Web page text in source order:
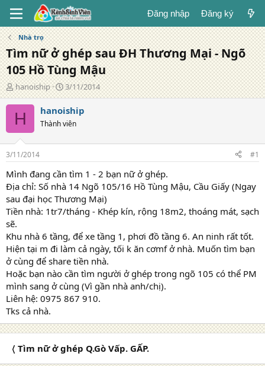
Đăng nhập Đăng ký
Nhà trọ
Tìm nữ ở ghép sau ĐH Thương Mại - Ngõ
105 Hồ Tùng Mậu
T
á
c
g
ả
hanoiship
N
g
à
y
đ
g
3/11/2014
H hanoiship
Thành viên
3/11/2014 #1
Mình đang cần tìm 1 - 2 bạn nữ ở ghép.
Địa chỉ: Số nhà 14 Ngõ 105/16 Hồ Tùng Mậu, Cầu Giấy (Ngay
sau đại học Thương Mại)
Tiền nhà: 1tr7/tháng - Khép kín, rộng 18m2, thoáng mát, sạch
sẽ.
Khu nhà 6 tầng, để xe tầng 1, phơi đồ tầng 6. An ninh rất tốt.
Hiện tại m đi làm cả ngày, tối k ăn cơmf ở nhà. Muốn tìm bạn
ở cùng để share tiền nhà.
Hoặc bạn nào cần tìm người ở ghép trong ngõ 105 có thể PM
mình sang ở cùng (Vì gần nhà anh/chị).
Liên hệ: 0975 867 910.
Tks cả nhà.
〈 Tìm nữ ở ghép Q.Gò Vấp. GẤP.